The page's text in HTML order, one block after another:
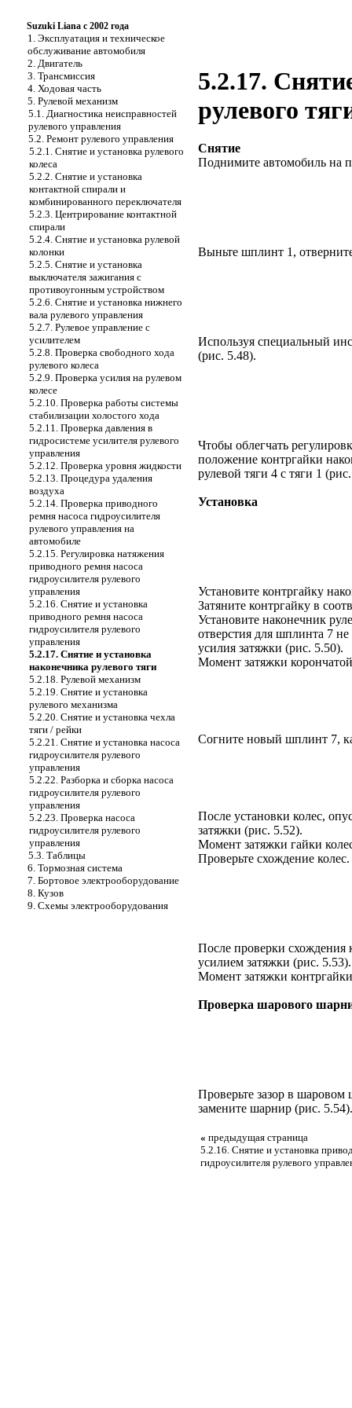
Suzuki Liana с 2002 года
1. Эксплуатация и техническое
обслуживание автомобиля
2. Двигатель
3. Трансмиссия
4. Ходовая часть
5. Рулевой механизм
5.1. Диагностика неисправностей
рулевого управления
5.2. Ремонт рулевого управления
5.2.1. Снятие и установка рулевого
колеса
5.2.2. Снятие и установка
контактной спирали и
комбинированного переключателя
5.2.3. Центрирование контактной
спирали
5.2.4. Снятие и установка рулевой
колонки
5.2.5. Снятие и установка
выключателя зажигания с
противоугонным устройством
5.2.6. Снятие и установка нижнего
вала рулевого управления
5.2.7. Рулевое управление с
усилителем
5.2.8. Проверка свободного хода
рулевого колеса
5.2.9. Проверка усилия на рулевом
колесе
5.2.10. Проверка работы системы
стабилизации холостого хода
5.2.11. Проверка давления в
гидросистеме усилителя рулевого
управления
5.2.12. Проверка уровня жидкости
5.2.13. Процедура удаления
воздуха
5.2.14. Проверка приводного
ремня насоса гидроусилителя
рулевого управления на
автомобиле
5.2.15. Регулировка натяжения
приводного ремня насоса
гидроусилителя рулевого
управления
5.2.16. Снятие и установка
приводного ремня насоса
гидроусилителя рулевого
управления
5.2.17. Снятие и установка
наконечника рулевого тяги
5.2.18. Рулевой механизм
5.2.19. Снятие и установка
рулевого механизма
5.2.20. Снятие и установка чехла
тяги / рейки
5.2.21. Снятие и установка насоса
гидроусилителя рулевого
управления
5.2.22. Разборка и сборка насоса
гидроусилителя рулевого
управления
5.2.23. Проверка насоса
гидроусилителя рулевого
управления
5.3. Таблицы
6. Тормозная система
7. Бортовое электрооборудование
8. Кузов
9. Схемы электрооборудования
5.2.17.
рулевого
Снятие
Поднимите автомобиль на
Выньте шплинт 1,
Используя специальный
(рис. 5.48).
Чтобы облегчать
положение контргайки
рулевой тяги 4 с тяги 1 (
Установка
Установите контргайку
Затяните контргайку в
Установите наконечник
отверстия для шплинта 7
усилия затяжки (рис. 5.50).
Момент затяжки
Согните новый шплинт 7,
После установки колес,
затяжки (рис. 5.52).
Момент затяжки гайки
Проверьте схождение колес.
После проверки схождения
усилием затяжки (рис. 5.53).
Момент затяжки
Проверка шарового
Проверьте зазор в шаровом
замените шарнир (рис. 5.54).
« предыдущая страница
5.2.16. Снятие и установка
гидроусилителя рулевого